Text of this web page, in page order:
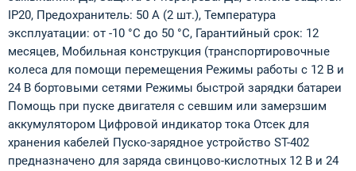
IP20, Предоxранитель: 50 А (2 шт.), Температура
эксплуатации: от -10 °C до 50 °C, Гарантийный срок: 12
месяцев, Мобильная конструкция (транспортировочные
колеса для помощи перемещения Режимы работы с 12 В и
24 В бортовыми сетями Режимы быстрой зарядки батареи
Помощь при пуске двигателя с севшим или замерзшим
аккумулятором Цифровой индикатор тока Отсек для
хранения кабелей Пуско-зарядное устройство ST-402
предназначено для заряда свинцово-кислотных 12 В и 24